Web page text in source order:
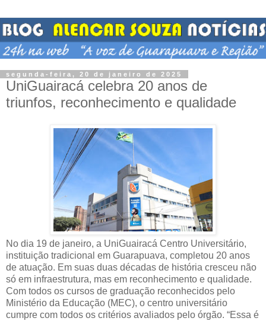
segunda-feira, 20 de janeiro de 2025
UniGuairacá celebra 20 anos de
triunfos, reconhecimento e qualidade
No dia 19 de janeiro, a UniGuairacá Centro Universitário,
instituição tradicional em Guarapuava, completou 20 anos
de atuação. Em suas duas décadas de história cresceu não
só em infraestrutura, mas em reconhecimento e qualidade.
Com todos os cursos de graduação reconhecidos pelo
Ministério da Educação (MEC), o centro universitário
cumpre com todos os critérios avaliados pelo órgão. “Essa é